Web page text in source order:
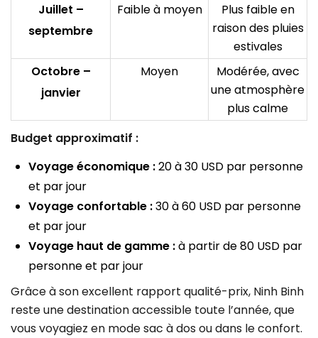
Juillet –
septembre
Faible à moyen
Plus faible en
raison des pluies
estivales
Octobre –
janvier
Moyen
Modérée, avec
une atmosphère
plus calme
Budget approximatif :
Voyage économique :20 à 30 USD par personne
et par jour
Voyage confortable :30 à 60 USD par personne
et par jour
Voyage haut de gamme :à partir de 80 USD par
personne et par jour
Grâce à son excellent rapport qualité-prix, Ninh Binh
reste une destination accessible toute l’année, que
vous voyagiez en mode sac à dos ou dans le confort.